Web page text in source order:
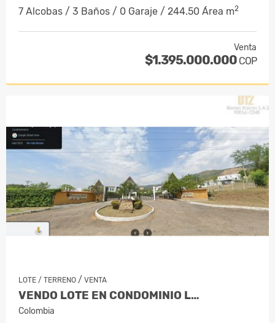
7 Alcobas / 3 Baños / 0 Garaje / 244.50 Área m2
Venta
$1.395.000.000 COP
LOTE / TERRENO / VENTA
VENDO LOTE EN CONDOMINIO L…
Colombia